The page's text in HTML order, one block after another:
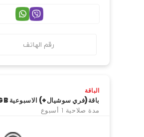
الباقة
باقة(فري سوشيال+) الاسبوعية 5GB
مدة صلاحية 1 أسبوع